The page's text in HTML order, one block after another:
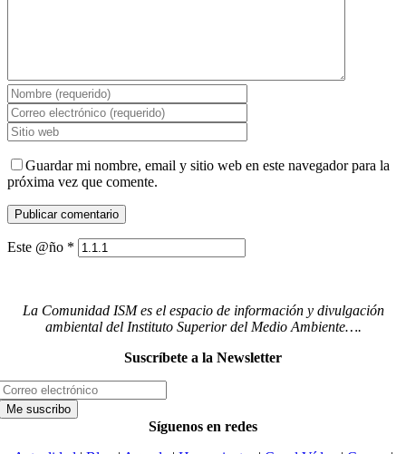
Guardar mi nombre, email y sitio web en este navegador para la
próxima vez que comente.
Este @ño *
La Comunidad ISM es el espacio de información y divulgación
ambiental del Instituto Superior del Medio Ambiente….
Suscríbete a la Newsletter
Síguenos en redes